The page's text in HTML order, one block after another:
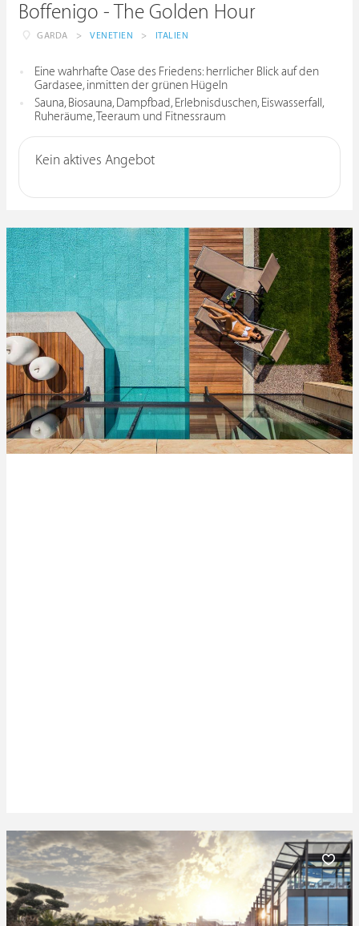
Boffenigo - The Golden Hour
GARDA > VENETIEN > ITALIEN
Eine wahrhafte Oase des Friedens: herrlicher Blick auf den
Gardasee, inmitten der grünen Hügeln
Sauna, Biosauna, Dampfbad, Erlebnisduschen, Eiswasserfall,
Ruheräume, Teeraum und Fitnessraum
Kein aktives Angebot